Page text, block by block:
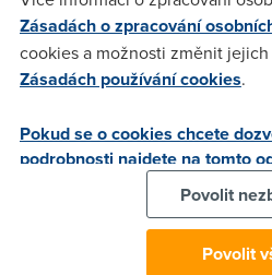
tim nemusis zatezovat.
bob(19.1.2008 10:56:15)
Dobra, je tedy mozne aby to cele
programek? Protoze jen 2 lidi
nemenili.Navic se pak ani se
uz nedostali a bylo nutno cely
nastavit.Ted uz zaciname opet od
Zásadách o zpracování
cookies a možnosti změnit
Zásadách používání cookies.
Pokud se o cookies chcete
podrobnosti najdete na tomto
Povolit
Povolit